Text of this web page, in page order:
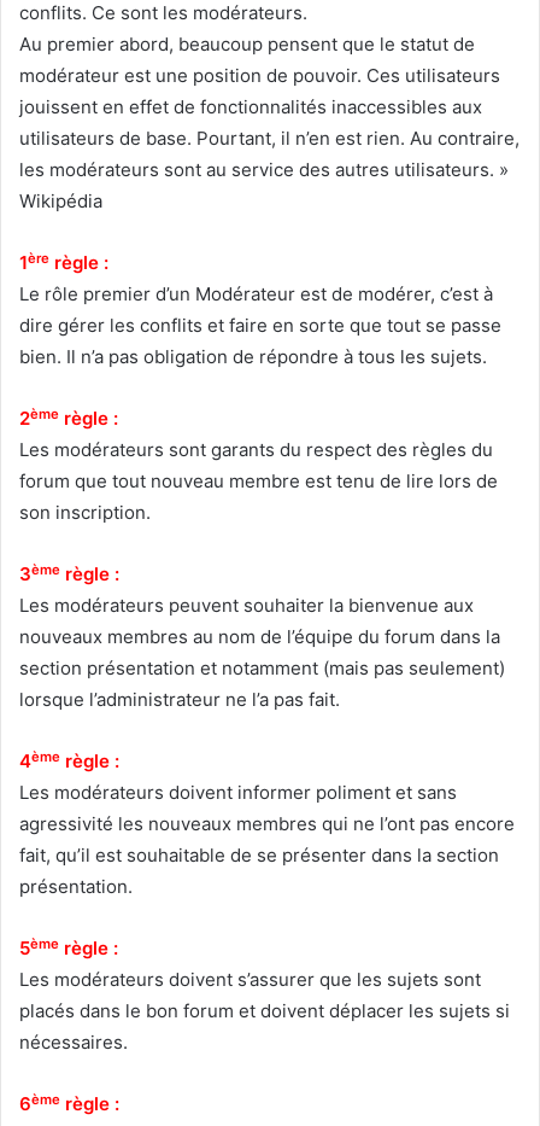
conflits. Ce sont les modérateurs.
Au premier abord, beaucoup pensent que le statut de
modérateur est une position de pouvoir. Ces utilisateurs
jouissent en effet de fonctionnalités inaccessibles aux
utilisateurs de base. Pourtant, il n’en est rien. Au contraire,
les modérateurs sont au service des autres utilisateurs. »
Wikipédia
1ère règle :
Le rôle premier d’un Modérateur est de modérer, c’est à
dire gérer les conflits et faire en sorte que tout se passe
bien. Il n’a pas obligation de répondre à tous les sujets.
2ème règle :
Les modérateurs sont garants du respect des règles du
forum que tout nouveau membre est tenu de lire lors de
son inscription.
3ème règle :
Les modérateurs peuvent souhaiter la bienvenue aux
nouveaux membres au nom de l’équipe du forum dans la
section présentation et notamment (mais pas seulement)
lorsque l’administrateur ne l’a pas fait.
4ème règle :
Les modérateurs doivent informer poliment et sans
agressivité les nouveaux membres qui ne l’ont pas encore
fait, qu’il est souhaitable de se présenter dans la section
présentation.
5ème règle :
Les modérateurs doivent s’assurer que les sujets sont
placés dans le bon forum et doivent déplacer les sujets si
nécessaires.
6ème règle :